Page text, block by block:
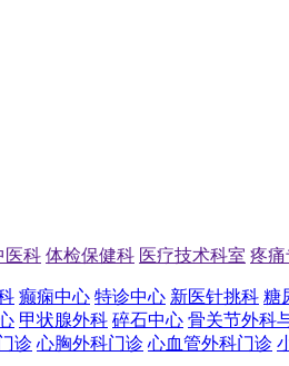
医科 体检保健科 医疗技术科室 疼
癫痫中心 特诊中心 新医针挑科 糖
甲状腺外科 碎石中心 骨关节外科
诊 心胸外科门诊 心血管外科门诊